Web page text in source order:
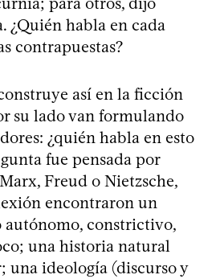
habla en cada
contrapuestas?
así en la ficción
su lado van formulando
¿quién habla en esto
fue pensada por
Freud o Nietzsche,
encontraron un
autónomo, constrictivo,
una historia natural
una ideología (discurso y